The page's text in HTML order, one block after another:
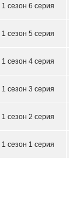
1 сезон 6 серия
1 сезон 5 серия
1 сезон 4 серия
1 сезон 3 серия
1 сезон 2 серия
1 сезон 1 серия